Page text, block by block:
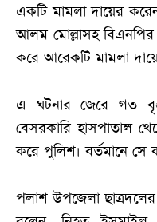
একটি মামলা দায়ের
আলম মোল্লাসহ বিএনপির
করে আরেকটি মামলা
এ ঘটনার জেরে গত
বেসরকারি হাসপাতাল
করে পুলিশ। বর্তমানে সে
পলাশ উপজেলা